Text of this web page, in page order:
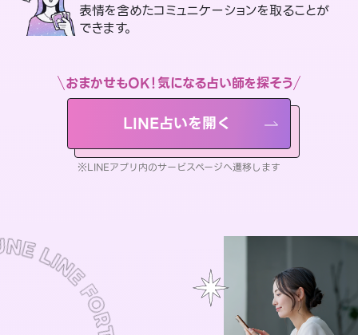
表情を含めたコミュニケーションを取ることが
できます。
おまかせもOK！気になる占い師を探そう
LINE占いを開く
※LINEアプリ内のサービスページへ遷移します